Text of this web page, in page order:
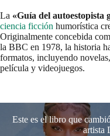
La «Guía del autoestopista
ciencia ficción humorística
Originalmente concebida
la BBC en 1978, la historia
formatos, incluyendo
película y videojuegos.
Este es el libro que
artista